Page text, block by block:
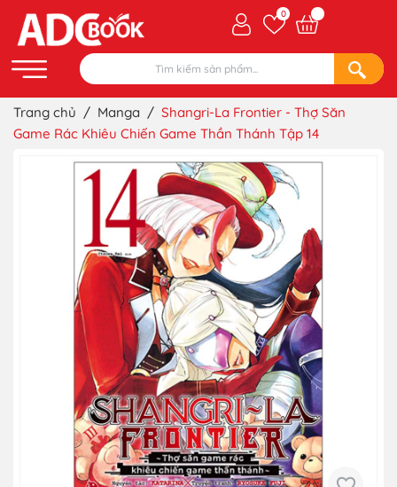
0
Trang chủ / Manga / Shangri-La Frontier - Thợ Săn
Game Rác Khiêu Chiến Game Thần Thánh Tập 14